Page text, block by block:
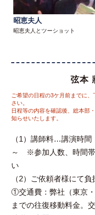
昭恵夫人
昭恵夫人とツーショット
弦本
ご希望の日程の3ケ月前までに
さい。
日程等の内容を確認後、総本部
知らせいたします。
（1）講師料…講演時間
～ ※参加人数、時間帯
い
（2）ご依頼者様にて
①交通費：弊社（東京
までの往復移動料金。